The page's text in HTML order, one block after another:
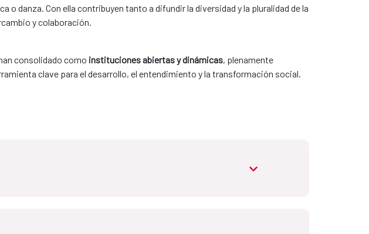
danza. Con ella contribuyen tanto a difundir la diversidad y la pluralidad de la
y colaboración.
consolidado como instituciones abiertas y dinámicas, plenamente
clave para el desarrollo, el entendimiento y la transformación social.
abrir.desplegable